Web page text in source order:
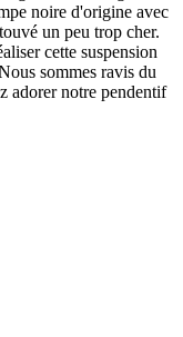
noire d'origine avec
un peu trop cher.
cette suspension
sommes ravis du
adorer notre pendentif